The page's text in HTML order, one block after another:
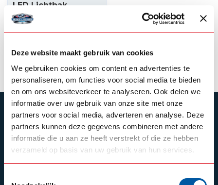
Deze website maakt gebruik van cookies
We gebruiken cookies om content en advertenties te
personaliseren, om functies voor social media te bieden
en om ons websiteverkeer te analyseren. Ook delen we
informatie over uw gebruik van onze site met onze
partners voor social media, adverteren en analyse. Deze
partners kunnen deze gegevens combineren met andere
informatie die u aan ze heeft verstrekt of die ze hebben
verzameld op basis van uw gebruik van hun services.
LED Lichtbak
160x40x12cm Classic
ABONNEER JE OP ONZE NIEUWSBRIEF
Blijf op de hoogte over onze laatste acties